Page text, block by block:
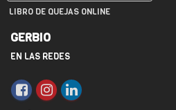
LIBRO DE QUEJAS ONLINE
GERBIO
EN LAS REDES